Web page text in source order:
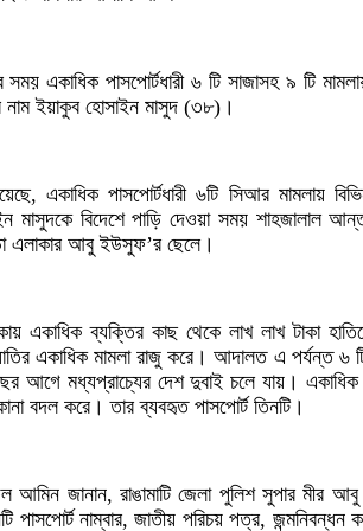
একাধিক পাসপোর্টধারী ৬ টি সাজাসহ ৯ টি
ইয়াকুব হোসাইন মাসুদ (৩৮)।
একাধিক পাসপোর্টধারী ৬টি সিআর মামলায়
মাসুদকে বিদেশে পাড়ি দেওয়া সময় শাহজালাল
এলাকার আবু ইউসুফ’র ছেলে।
একাধিক ব্যক্তির কাছ থেকে লাখ লাখ টাকা
একাধিক মামলা রাজু করে। আদালত এ পর্যন্ত ৬ টি
আগে মধ্যপ্রাচ্যের দেশ দুবাই চলে যায়। একাধিক
বদল করে। তার ব্যবহৃত পাসপোর্ট তিনটি।
আমিন জানান, রাঙামাটি জেলা পুলিশ সুপার মীর
পাসপোর্ট নাম্বার, জাতীয় পরিচয় পত্র,